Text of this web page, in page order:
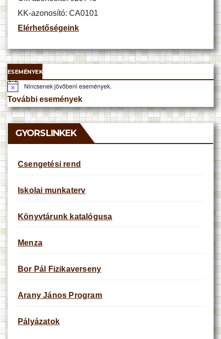
KK-azonosító: CA0101
Elérhetőségeink
ESEMÉNYEK
N
o
t
i
e
Nincsenek jövőbeni események.
További események
GYORSLINKEK
Csengetési rend
Iskolai munkaterv
Könyvtárunk katalógusa
Menza
Bor Pál Fizikaverseny
Arany János Program
Pályázatok